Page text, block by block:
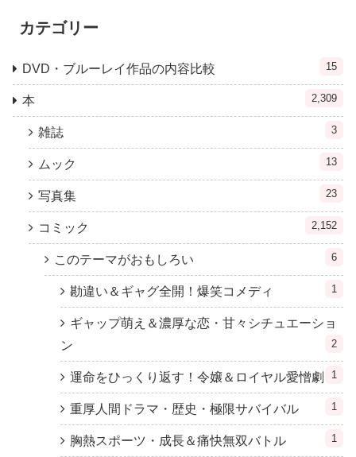
カテゴリー
DVD・ブルーレイ作品の内容比較 15
本 2,309
雑誌 3
ムック 13
写真集 23
コミック 2,152
このテーマがおもしろい 6
勘違い＆ギャグ全開！爆笑コメディ 1
ギャップ萌え＆濃厚な恋・甘々シチュエーショ
ン
2
運命をひっくり返す！令嬢＆ロイヤル愛憎劇 1
重厚人間ドラマ・歴史・極限サバイバル 1
胸熱スポーツ・成長＆痛快無双バトル 1